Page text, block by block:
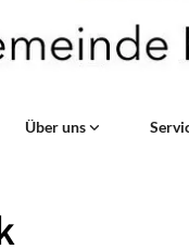
Über uns